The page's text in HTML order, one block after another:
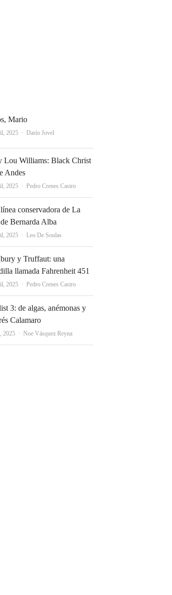
Mario
2025 Autor
Darío Jovel
Lou Williams: Black Christ
Andes
2025 Autor
Pedro Crenes Castro
conservadora de La
Bernarda Alba
2025 Autor
Leo De Soulas
y Truffaut: una
llamada Fahrenheit 451
2025 Autor
Pedro Crenes Castro
3: de algas, anémonas y
Calamaro
2025 Autor
Noe Vásquez Reyna